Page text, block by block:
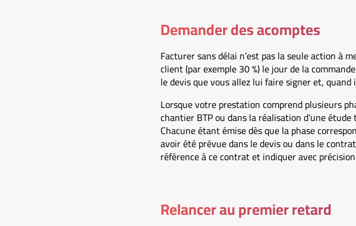
Demander des acomptes
Facturer sans délai n’est pas la seule action à
client (par exemple 30 %) le jour de la
le devis que vous allez lui faire signer et, quand
Lorsque votre prestation comprend plusieurs
chantier BTP ou dans la réalisation d’une
Chacune étant émise dès que la phase
avoir été prévue dans le devis ou dans le
référence à ce contrat et indiquer avec
Relancer au premier retard